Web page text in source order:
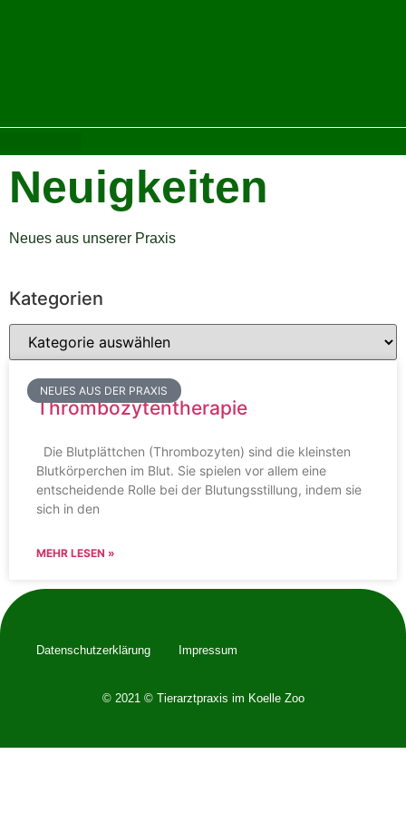
Neuigkeiten
Neues aus unserer Praxis
Kategorien
NEUES AUS DER PRAXIS
Thrombozytentherapie
Die Blutplättchen (Thrombozyten) sind die kleinsten
Blutkörperchen im Blut. Sie spielen vor allem eine
entscheidende Rolle bei der Blutungsstillung, indem sie
sich in den
MEHR LESEN »
Datenschutzerklärung Impressum
© 2021 © Tierarztpraxis im Koelle Zoo